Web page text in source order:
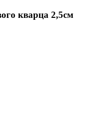
кварца 2,5см